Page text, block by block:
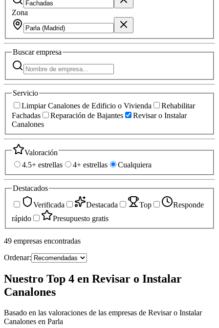
Zona
Buscarempresa
Servicio
Limpiar Canalones de Edificio o Vivienda
Rehabilitar
Fachadas
Reparación de Bajantes
Revisar o Instalar
Canalones
Valoración
4.5+ estrellas
4+ estrellas Cualquiera
Destacados
Verificada
Destacada Top
Responde
rápido
Presupuesto gratis
49 empresas encontradas
Ordenar:
Nuestro Top 4 en Revisar o Instalar
Canalones
Basado en las valoraciones de las empresas de Revisar o Instalar
Canalones en Parla